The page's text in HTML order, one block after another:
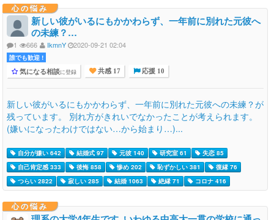
心の悩み
新しい彼がいるにもかかわらず、一年前に別れた元彼へ
の未練？…
1 666 IkmnY 2020-09-21 02:04
誰でも歓迎 !
気になる相談に登録 共感 17 応援 10
新しい彼がいるにもかかわらず、一年前に別れた元彼への未練？が
残っています。 別れ方がきれいでなかったことが考えられます。
(嫌いになったわけではない…から始まり…)...
自分が嫌い 642 結婚式 97 元彼 140 研究室 61
失恋 85
自己肯定感 333
後悔 858 惨め 202 恥ずかしい 381
復縁 76
つらい 2822
寂しい 285 結婚 1063 絶縁 71 コロナ 416
心の悩み